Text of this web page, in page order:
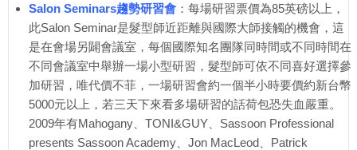
Salon Seminars趨勢研習會 ：每場研習票價為85英磅以上，
此Salon Seminar是髮型師近距離與國際大師接觸的機會，這
是在會場另闢會議室，每個國際知名團隊同時間或不同時間在
不同會議室中舉辦一場小型研習，髮型師可依不同喜好選擇參
加研習，唯代價不菲，一場研習會約一個半小時要價約新台幣
5000元以上，若三天下來看多場研習的話荷包恐失血嚴重。
2009年有Mahogany、TONI&GUY、Sassoon Professional
presents Sassoon Academy、Jon MacLeod、Patrick